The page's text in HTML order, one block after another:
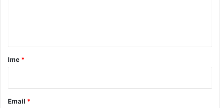
rIme *
Email *